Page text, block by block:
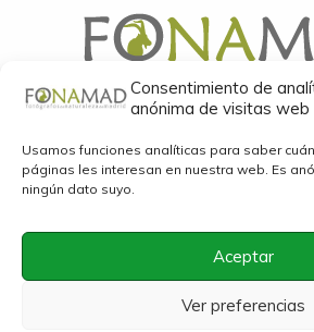
Consentimiento de
anónima de visitas web
Usamos funciones analíticas para saber
páginas les interesan en nuestra web. Es
ningún dato suyo.
Aceptar
Ver preferencias
AVISO LEGAL
COOKIES
FONAMAD 2005 - 2026. Todos los